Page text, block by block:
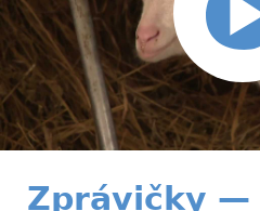
Zprávičky —